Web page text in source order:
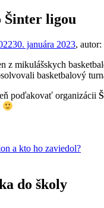
Šinter ligou
30. januára 2023, autor:
z mikulášskych
basketbalový
poďakovať organizácii
a kto ho zaviedol?
do školy